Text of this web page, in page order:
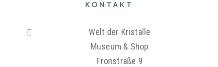
KONTAKT
Welt der Kristalle
Museum & Shop
Fronstraße 9